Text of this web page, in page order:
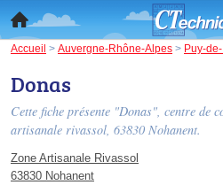
Accueil > Auvergne-Rhône-Alpes > Puy-
Donas
Cette fiche présente "Donas", centre de
artisanale rivassol, 63830 Nohanent.
Zone Artisanale Rivassol
63830 Nohanent